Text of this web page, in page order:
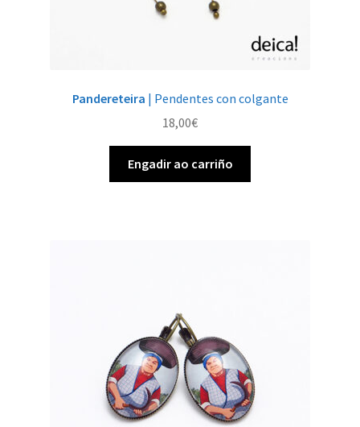
Pandereteira | Pendentes con colgante
18,00€
Engadir ao carriño